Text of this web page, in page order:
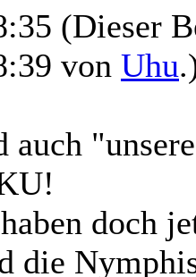
(Dieser
von Uhu
auch
doch
die